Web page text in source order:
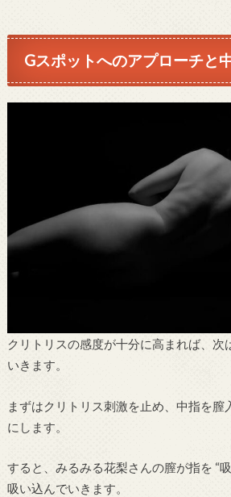
Gスポットへのアプローチと
クリトリスの感度が十分に高まれば、次
いきます。
まずはクリトリス刺激を止め、中指を膣
にします。
すると、みるみる花梨さんの膣が指を “
吸い込んでいきます。